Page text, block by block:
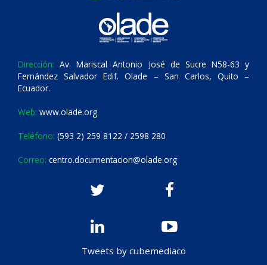
Dirección: Av. Mariscal Antonio José de Sucre N58-63 y
Fernández Salvador Edif. Olade – San Carlos, Quito –
Ecuador.
Web: www.olade.org
Teléfono: (593 2) 259 8122 / 2598 280
Correo: centro.documentacion@olade.org
Tweets by cubemediaco